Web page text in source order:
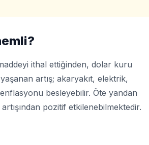
ithal ettiğinden, dolar kuru
artış; akaryakıt, elektrik,
besleyebilir. Öte yandan
pozitif etkilenebilmektedir.